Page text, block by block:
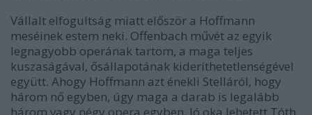
Vállalt elfogultság miatt először a Hoffmann
meséinek estem neki. Offenbach művét az egyik
legnagyobb operának tartom, a maga teljes
kuszaságával, ősállapotának kideríthetetlenségével
együtt. Ahogy Hoffmann azt énekli Stelláról, hogy
három nő egyben, úgy maga a darab is legalább
három vagy négy opera egyben. Jó oka lehetett Tóth